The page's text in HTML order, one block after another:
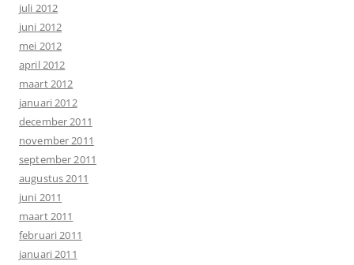
juli 2012
juni 2012
mei 2012
april 2012
maart 2012
januari 2012
december 2011
november 2011
september 2011
augustus 2011
juni 2011
maart 2011
februari 2011
januari 2011